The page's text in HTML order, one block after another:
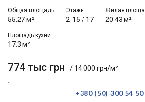
Общая площадь
55.27 м²
Этажи
2-15 / 17
Жилая
20.43 м²
Площадь кухни
17.3 м²
774 тыс грн / 14 000 грн/м²
+380 (50) 300 54 50